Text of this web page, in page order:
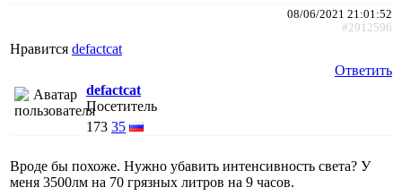
08/06/2021 21:01:52
#2912596
Нравится defactcat
Ответить
defactcat
Посетитель
173 35
Вроде бы похоже. Нужно убавить интенсивность света? У
меня 3500лм на 70 грязных литров на 9 часов.